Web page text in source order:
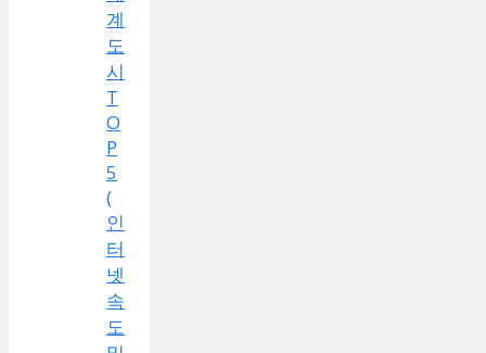
계
도
시
T
O
P
5
(
인
터
넷
속
도